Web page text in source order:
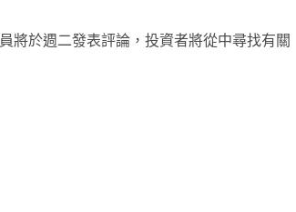
將於週二發表評論，投資者將從中尋找有關